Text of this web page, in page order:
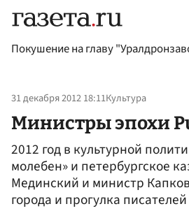
Покушение на главу
31 декабря 2012 18:11Культура
Министры эпохи
2012 год в культурной
молебен» и петербургское
Мединский и министр
города и прогулка писателей